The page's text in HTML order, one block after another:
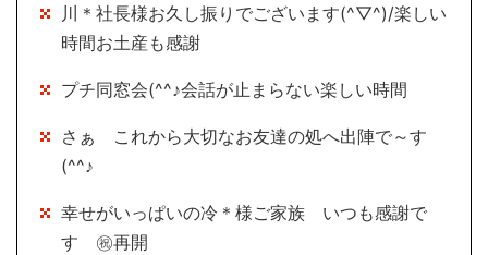
川＊社長様お久し振りでございます(^▽^)/楽しい
時間お土産も感謝
プチ同窓会(^^♪会話が止まらない楽しい時間
さぁ これから大切なお友達の処へ出陣で～す
(^^♪
幸せがいっぱいの冷＊様ご家族 いつも感謝で
す ㊗再開